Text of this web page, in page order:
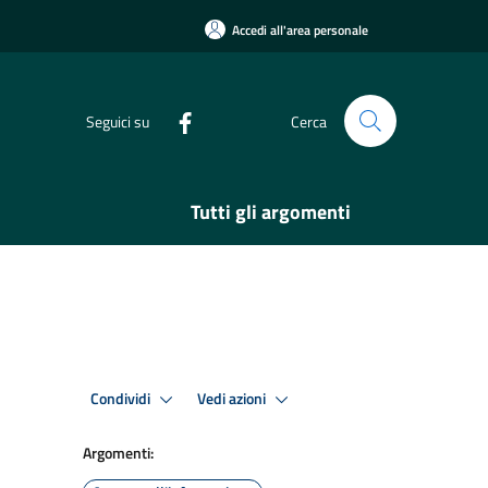
Accedi all'area personale
Seguici su Cerca
Tutti gli argomenti
Condividi Vedi azioni
Argomenti: